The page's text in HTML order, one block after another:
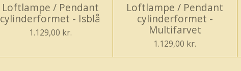
Loftlampe / Pendant
cylinderformet - Isblå
1.129,00 kr.
Loftlampe / Pendant
cylinderformet -
Multifarvet
1.129,00 kr.